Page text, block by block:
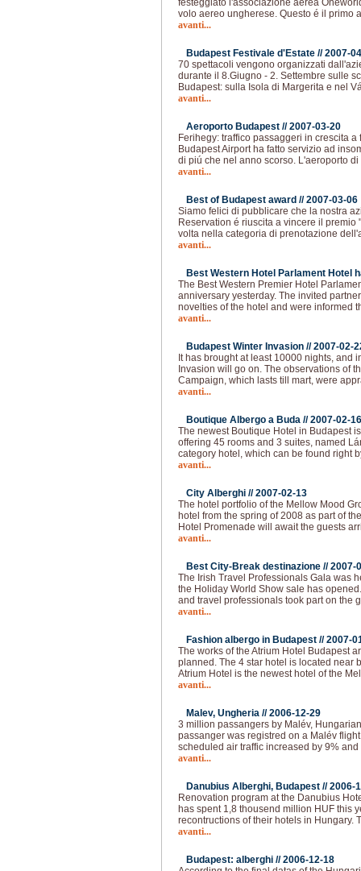
festeggiato l'associazione aerea
volo aereo ungherese. Questo é il primo
avanti...
Budapest Festivale d'Estate //2007-
70 spettacoli vengono organizzati
durante il 8.Giugno - 2. Settembre sulle
Budapest: sulla Isola di Margerita e nel
avanti...
Aeroporto Budapest //2007-03-20
Ferihegy: traffico passaggeri in crescita
Budapest Airport ha fatto servizio ad
di piú che nel anno scorso. L'aeroporto
avanti...
Best of Budapest award //2007-03-06
Siamo felici di pubblicare che la nostra
Reservation é riuscita a vincere il premio
volta nella categoria di prenotazione
avanti...
Best Western Hotel Parlament Hotel
The Best Western Premier Hotel
anniversary yesterday. The invited
novelties of the hotel and were informed
avanti...
Budapest Winter Invasion //2007-02-
It has brought at least 10000 nights, and
Invasion will go on. The observations of
Campaign, which lasts till mart, were
avanti...
Boutique Albergo a Buda //2007-02-16
The newest Boutique Hotel in Budapest
offering 45 rooms and 3 suites, named
category hotel, which can be found right
avanti...
City Alberghi //2007-02-13
The hotel portfolio of the Mellow Mood
hotel from the spring of 2008 as part of
Hotel Promenade will await the guests
avanti...
Best City-Break destinazione //2007-
The Irish Travel Professionals Gala was
the Holiday World Show sale has
and travel professionals took part on the
avanti...
Fashion albergo in Budapest //2007-
The works of the Atrium Hotel Budapest
planned. The 4 star hotel is located near
Atrium Hotel is the newest hotel of the
avanti...
Malev, Ungheria //2006-12-29
3 million passangers by Malév,
passanger was registred on a Malév
scheduled air traffic increased by 9%
avanti...
Danubius Alberghi, Budapest //2006-
Renovation program at the Danubius
has spent 1,8 thousend million HUF this
recontructions of their hotels in Hungary.
avanti...
Budapest: alberghi //2006-12-18